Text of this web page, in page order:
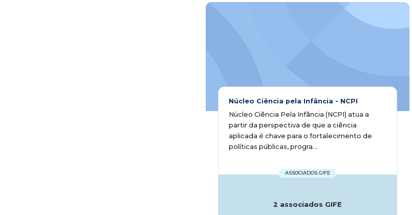
Núcleo Ciência pela Infância - NCPI
Núcleo Ciência Pela Infância (NCPI) atua a
partir da perspectiva de que a ciência
aplicada é chave para o fortalecimento de
políticas públicas, progra...
ASSOCIADOS GIFE
2 associados GIFE